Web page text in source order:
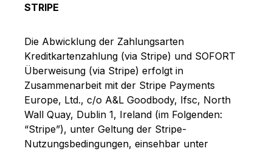
STRIPE
Die Abwicklung der Zahlungsarten
Kreditkartenzahlung (via Stripe) und SOFORT
Überweisung (via Stripe) erfolgt in
Zusammenarbeit mit der Stripe Payments
Europe, Ltd., c/o A&L Goodbody, Ifsc, North
Wall Quay, Dublin 1, Ireland (im Folgenden:
“Stripe”), unter Geltung der Stripe-
Nutzungsbedingungen, einsehbar unter